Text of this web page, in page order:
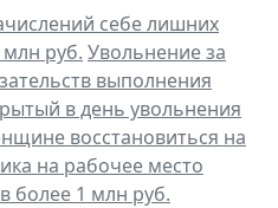
себе лишних
руб. Увольнение за
выполнения
в день увольнения
восстановиться на
на рабочее место
более 1 млн руб.